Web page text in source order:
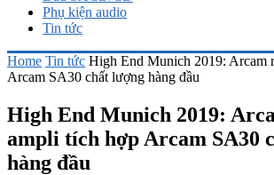
Phụ kiện audio
Tin tức
Home Tin tức High End Munich 2019: Arcam
Arcam SA30 chất lượng hàng đầu
High End Munich 2019:
ampli tích hợp Arcam SA30
hàng đầu